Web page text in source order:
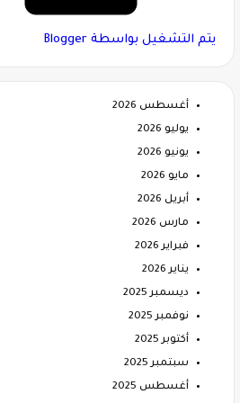
‏يتم التشغيل بواسطة Blogger
أغسطس 2026
يوليو 2026
يونيو 2026
مايو 2026
أبريل 2026
مارس 2026
فبراير 2026
يناير 2026
ديسمبر 2025
نوفمبر 2025
أكتوبر 2025
سبتمبر 2025
أغسطس 2025